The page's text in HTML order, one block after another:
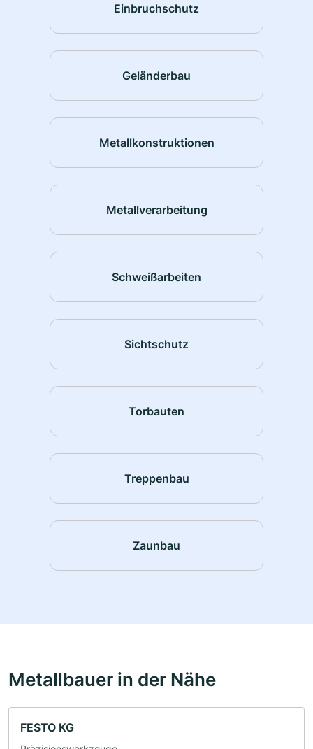
Einbruchschutz
Geländerbau
Metallkonstruktionen
Metallverarbeitung
Schweißarbeiten
Sichtschutz
Torbauten
Treppenbau
Zaunbau
Metallbauer in der Nähe
FESTO KG